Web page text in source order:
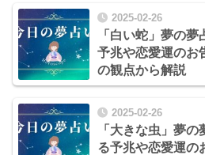
2025-02-26
「白い蛇」夢の
予兆や恋愛運のお
の観点から解説
2025-02-26
「大きな虫」夢
る予兆や恋愛運の